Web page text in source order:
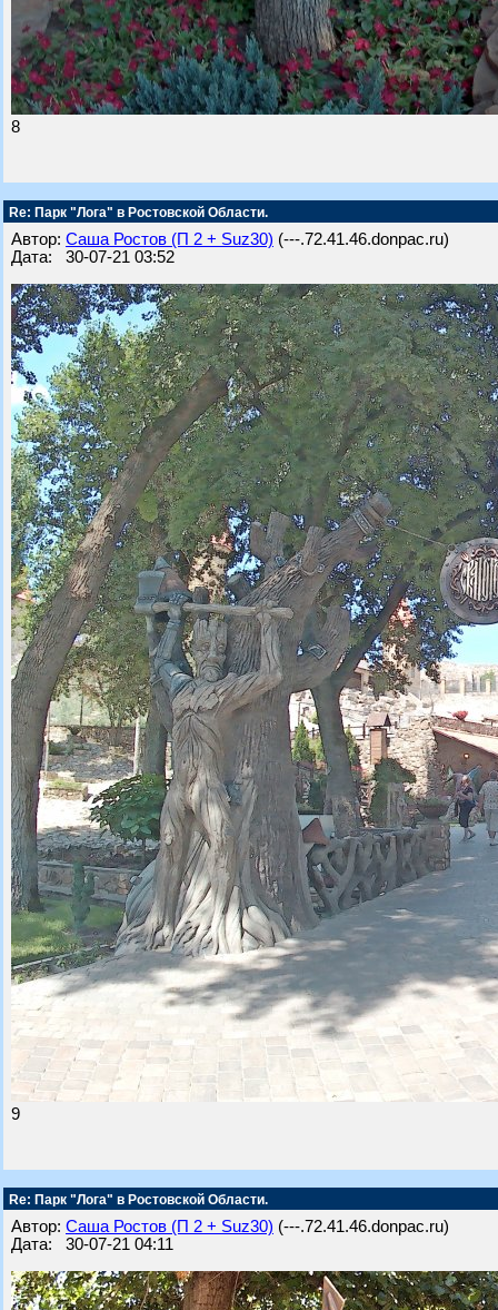
8
Re: Парк "Лога" в Ростовской Области.
Автор: Саша Ростов (П 2 + Suz30) (---.72.41.46.donpac.ru)
Дата: 30-07-21 03:52
9
Re: Парк "Лога" в Ростовской Области.
Автор: Саша Ростов (П 2 + Suz30) (---.72.41.46.donpac.ru)
Дата: 30-07-21 04:11